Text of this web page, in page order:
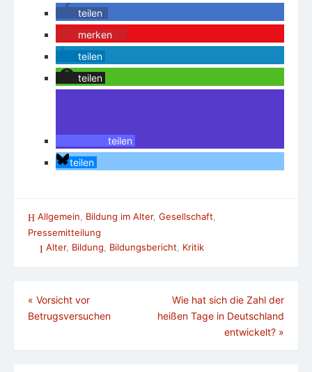
teilen
merken
teilen
teilen
teilen
teilen
Allgemein Bildung im Alter, Gesellschaft
Pressemitteilung
Alter, Bildung, Bildungsbericht, Kritik
Beitragsnavigation
« Vorsicht vor
Betrugsversuchen
Wie hat sich die Zahl der
heißen Tage in Deutschland
entwickelt? »